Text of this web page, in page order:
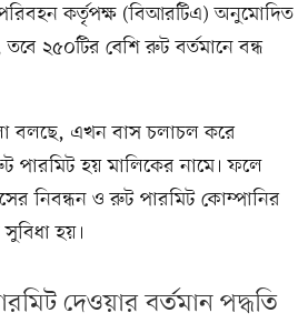
কর্তৃপক্ষ (বিআরটিএ) অনুমোদিত
২৫০টির বেশি রুট বর্তমানে বন্ধ
বলছে, এখন বাস চলাচল করে
পারমিট হয় মালিকের নামে। ফলে
নিবন্ধন ও রুট পারমিট কোম্পানির
হয়।
দেওয়ার বর্তমান পদ্ধতি